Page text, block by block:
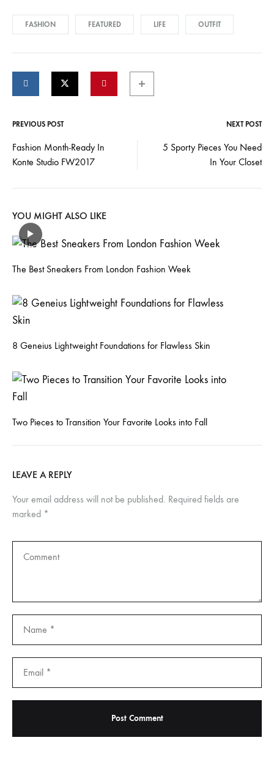
FASHION FEATURED LIFE OUTFIT
Post
PREVIOUS POST NEXT POST
Fashion Month-Ready In
Konte Studio FW2017
5 Sporty Pieces You Need
In Your Closet
YOU MIGHT ALSO LIKE
The Best Sneakers From London Fashion Week
8 Geneius Lightweight Foundations for Flawless Skin
Two Pieces to Transition Your Favorite Looks into Fall
LEAVE A REPLY
Your email address will not be published. Required fields are
marked *